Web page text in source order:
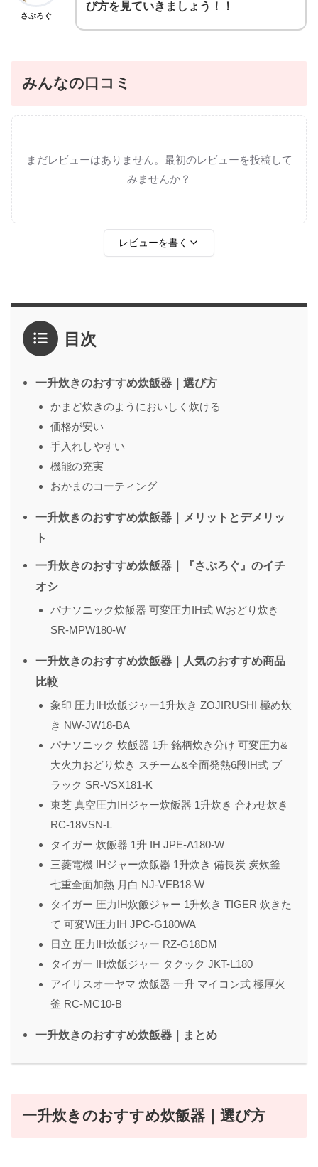
さぶろぐ
び方を見ていきましょう！！
みんなの口コミ
まだレビューはありません。最初のレビューを投稿して
みませんか？
レビューを書く
4点
3点
2点
1点
感想 * 目次
一升炊きのおすすめ炊飯器｜選び方
かまど炊きのようにおいしく炊ける
価格が安い
手入れしやすい
機能の充実
おかまのコーティング
一升炊きのおすすめ炊飯器｜メリットとデメリッ
ト
一升炊きのおすすめ炊飯器｜『さぶろぐ』のイチ
オシ
パナソニック炊飯器 可変圧力IH式 Wおどり炊き
SR-MPW180-W
一升炊きのおすすめ炊飯器｜人気のおすすめ商品
比較
象印 圧力IH炊飯ジャー1升炊き ZOJIRUSHI 極め炊
き NW-JW18-BA
パナソニック 炊飯器 1升 銘柄炊き分け 可変圧力&
大火力おどり炊き スチーム&全面発熱6段IH式 ブ
ラック SR-VSX181-K
東芝 真空圧力IHジャー炊飯器 1升炊き 合わせ炊き
RC-18VSN-L
タイガー 炊飯器 1升 IH JPE-A180-W
三菱電機 IHジャー炊飯器 1升炊き 備長炭 炭炊釜
七重全面加熱 月白 NJ-VEB18-W
タイガー 圧力IH炊飯ジャー 1升炊き TIGER 炊きた
て 可変W圧力IH JPC-G180WA
日立 圧力IH炊飯ジャー RZ-G18DM
タイガー IH炊飯ジャー タクック JKT-L180
アイリスオーヤマ 炊飯器 一升 マイコン式 極厚火
釜 RC-MC10-B
一升炊きのおすすめ炊飯器｜まとめ
一升炊きのおすすめ炊飯器｜選び方